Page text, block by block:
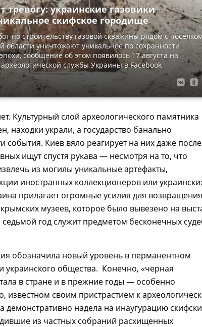
тревогу: украинские газовики
скифское городище
по строительству газовой скважины рядом с
области уничтожают уникальное по сохранности
сообщение об этом появилось 17 августа на
службы Украины в Facebook
Культурный слой археологического памятника
находки украли, а государство банально
события. Киев вяло реагирует на них даже после
ищут спустя рукава — несмотря на то, что
из могилы уникальные артефакты,
иностранных коллекционеров или
прилагает огромные усилия для возвращения
музеев, которое было вывезено на
год служит предметом бесконечных
обозначила новый уровень в перманентном
украинского общества. Конечно, «черная
в стране и в прежние годы — особенно
известном своим пристрастием к
демонстративно надела на инаугурацию
из частных собраний расхищенных